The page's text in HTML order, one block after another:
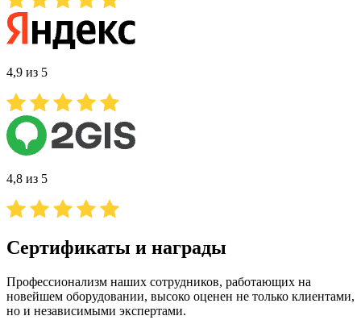
4,9 из 5
4,8 из 5
Сертификаты и награды
Профессионализм наших сотрудников, работающих на
новейшем оборудовании, высоко оценен не только клиентами,
но и независимыми экспертами.